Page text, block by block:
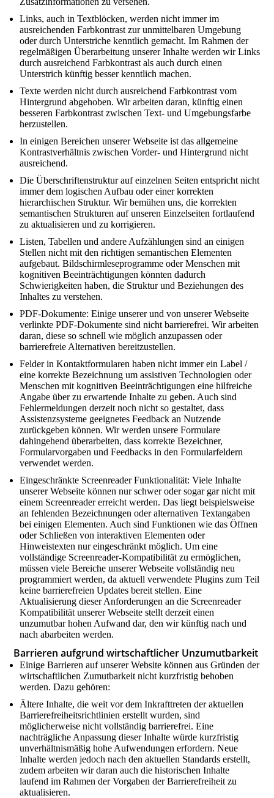
Links, auch in Textblöcken, werden nicht immer im
ausreichenden Farbkontrast zur unmittelbaren Umgebung
oder durch Unterstriche kenntlich gemacht. Im Rahmen der
regelmäßigen Überarbeitung unserer Inhalte werden wir Links
durch ausreichend Farbkontrast als auch durch einen
Unterstrich künftig besser kenntlich machen.
Texte werden nicht durch ausreichend Farbkontrast vom
Hintergrund abgehoben. Wir arbeiten daran, künftig einen
besseren Farbkontrast zwischen Text- und Umgebungsfarbe
herzustellen.
In einigen Bereichen unserer Webseite ist das allgemeine
Kontrastverhältnis zwischen Vorder- und Hintergrund nicht
ausreichend.
Die Überschriftenstruktur auf einzelnen Seiten entspricht nicht
immer dem logischen Aufbau oder einer korrekten
hierarchischen Struktur. Wir bemühen uns, die korrekten
semantischen Strukturen auf unseren Einzelseiten fortlaufend
zu aktualisieren und zu korrigieren.
Listen, Tabellen und andere Aufzählungen sind an einigen
Stellen nicht mit den richtigen semantischen Elementen
aufgebaut. Bildschirmleseprogramme oder Menschen mit
kognitiven Beeinträchtigungen könnten dadurch
Schwierigkeiten haben, die Struktur und Beziehungen des
Inhaltes zu verstehen.
PDF-Dokumente: Einige unserer und von unserer Webseite
verlinkte PDF-Dokumente sind nicht barrierefrei. Wir arbeiten
daran, diese so schnell wie möglich anzupassen oder
barrierefreie Alternativen bereitzustellen.
Felder in Kontaktformularen haben nicht immer ein Label /
eine korrekte Bezeichnung um assistiven Technologien oder
Menschen mit kognitiven Beeinträchtigungen eine hilfreiche
Angabe über zu erwartende Inhalte zu geben. Auch sind
Fehlermeldungen derzeit noch nicht so gestaltet, dass
Assistenzsysteme geeignetes Feedback an Nutzende
zurückgeben können. Wir werden unsere Formulare
dahingehend überarbeiten, dass korrekte Bezeichner,
Formularvorgaben und Feedbacks in den Formularfeldern
verwendet werden.
Eingeschränkte Screenreader Funktionalität: Viele Inhalte
unserer Webseite können nur schwer oder sogar gar nicht mit
einem Screenreader erreicht werden. Das liegt beispielsweise
an fehlenden Bezeichnungen oder alternativen Textangaben
bei einigen Elementen. Auch sind Funktionen wie das Öffnen
oder Schließen von interaktiven Elementen oder
Hinweistexten nur eingeschränkt möglich. Um eine
vollständige Screenreader-Kompatibilität zu ermöglichen,
müssen viele Bereiche unserer Webseite vollständig neu
programmiert werden, da aktuell verwendete Plugins zum Teil
keine barrierefreien Updates bereit stellen. Eine
Aktualisierung dieser Anforderungen an die Screenreader
Kompatibilität unserer Webseite stellt derzeit einen
unzumutbar hohen Aufwand dar, den wir künftig nach und
nach abarbeiten werden.
Barrieren aufgrund wirtschaftlicher Unzumutbarkeit
Einige Barrieren auf unserer Website können aus Gründen der
wirtschaftlichen Zumutbarkeit nicht kurzfristig behoben
werden. Dazu gehören:
Ältere Inhalte, die weit vor dem Inkrafttreten der aktuellen
Barrierefreiheitsrichtlinien erstellt wurden, sind
möglicherweise nicht vollständig barrierefrei. Eine
nachträgliche Anpassung dieser Inhalte würde kurzfristig
unverhältnismäßig hohe Aufwendungen erfordern. Neue
Inhalte werden jedoch nach den aktuellen Standards erstellt,
zudem arbeiten wir daran auch die historischen Inhalte
laufend im Rahmen der Vorgaben der Barrierefreiheit zu
aktualisieren.